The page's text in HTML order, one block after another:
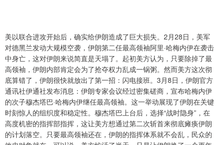
美以联合进攻开始后，确实给伊朗造成了巨大损失。2月28日，美军
对德黑兰发动大规模空袭，伊朗第二任最高领袖阿里·哈梅内伊在袭击
中身亡，这对伊朗来说简直是天塌了。起初美方认为，只要除掉了最
高领袖，伊朗内部肯定会为了抢夺权力乱成一锅粥。然而美方这次彻
底算错了，伊朗很快就放出了第一招：闪电接班。3月8日，伊朗官方
通讯社伊通社发布消息：伊朗专家会议经过密集磋商，宣布哈梅内伊
的次子穆杰塔巴·哈梅内伊继任最高领袖。这一举动展现了伊朗在关键
时刻惊人的组织度和稳定性。穆杰塔巴上台后，选择“战时隐身”，在
高度机密的指挥部指挥，这让美方想通过第二次斩首来彻底瘫痪伊朗
的计划落空。只要最高领袖还在，伊朗的指挥体系就不会乱，民众的